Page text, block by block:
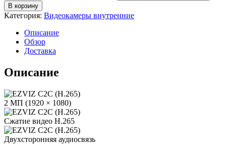
В корзину
Категория: Видеокамеры внутренние
Описание
Обзор
Доставка
Описание
2 МП (1920 × 1080)
Сжатие видео H.265
Двухсторонняя аудиосвязь